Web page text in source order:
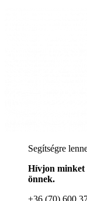
Segítségre
Hívjon minket
önnek.